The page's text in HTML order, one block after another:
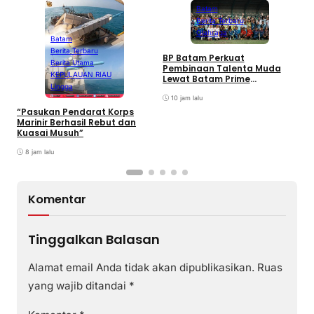
Batam
Berita Terbaru
Berita Utama
KEPULAUAN RIAU
Lingga
“Pasukan Pendarat Korps
Marinir Berhasil Rebut dan
Kuasai Musuh”
8 jam lalu
Batam
Berita Terbaru
Olahraga
BP Batam Perkuat
Pembinaan Talenta Muda
Lewat Batam Prime
Football sebagai Festival
10 jam lalu
Komentar
Tinggalkan Balasan
Alamat email Anda tidak akan dipublikasikan. Ruas
yang wajib ditandai *